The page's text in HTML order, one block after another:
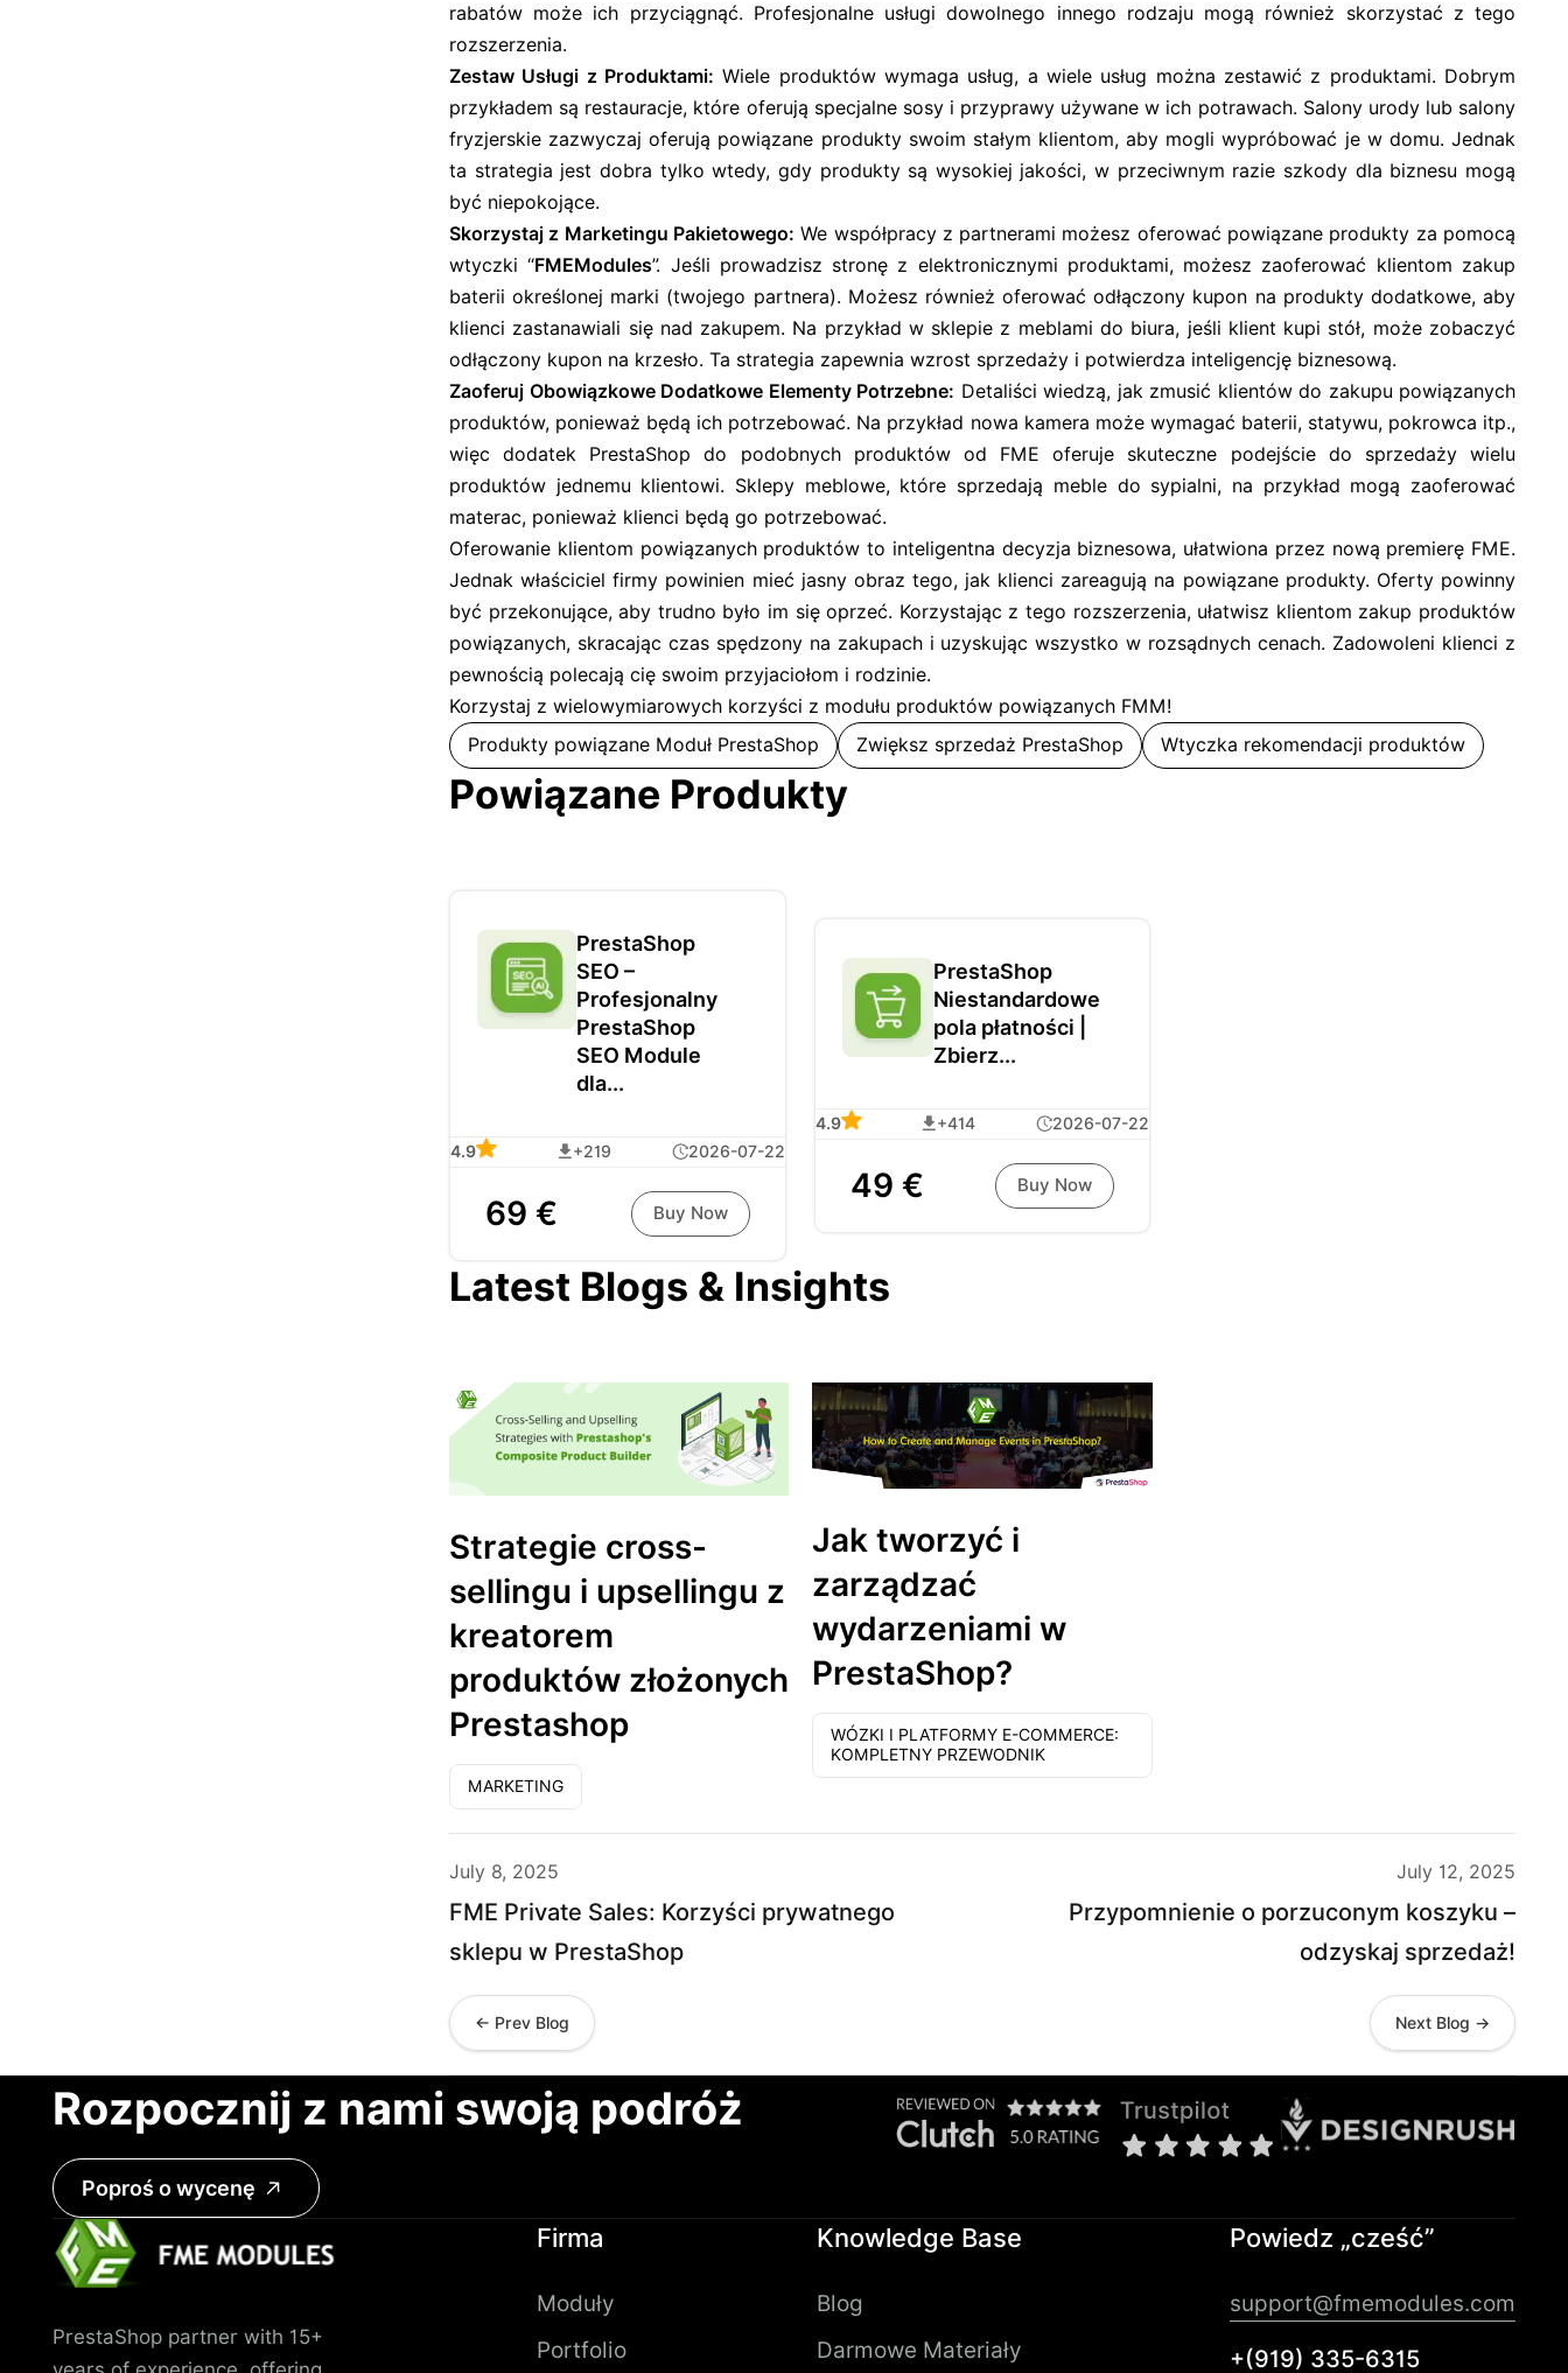
rabatów może ich przyciągnąć. Profesjonalne usługi dowolnego innego rodzaju mogą również skorzystać z tego
rozszerzenia.
Zestaw Usługi z Produktami: Wiele produktów wymaga usług, a wiele usług można zestawić z produktami. Dobrym
przykładem są restauracje, które oferują specjalne sosy i przyprawy używane w ich potrawach. Salony urody lub salony
fryzjerskie zazwyczaj oferują powiązane produkty swoim stałym klientom, aby mogli wypróbować je w domu. Jednak
ta strategia jest dobra tylko wtedy, gdy produkty są wysokiej jakości, w przeciwnym razie szkody dla biznesu mogą
być niepokojące.
Skorzystaj z Marketingu Pakietowego: We współpracy z partnerami możesz oferować powiązane produkty za pomocą
wtyczki “FMEModules”. Jeśli prowadzisz stronę z elektronicznymi produktami, możesz zaoferować klientom zakup
baterii określonej marki (twojego partnera). Możesz również oferować odłączony kupon na produkty dodatkowe, aby
klienci zastanawiali się nad zakupem. Na przykład w sklepie z meblami do biura, jeśli klient kupi stół, może zobaczyć
odłączony kupon na krzesło. Ta strategia zapewnia wzrost sprzedaży i potwierdza inteligencję biznesową.
Zaoferuj Obowiązkowe Dodatkowe Elementy Potrzebne: Detaliści wiedzą, jak zmusić klientów do zakupu powiązanych
produktów, ponieważ będą ich potrzebować. Na przykład nowa kamera może wymagać baterii, statywu, pokrowca itp.,
więc dodatek PrestaShop do podobnych produktów od FME oferuje skuteczne podejście do sprzedaży wielu
produktów jednemu klientowi. Sklepy meblowe, które sprzedają meble do sypialni, na przykład mogą zaoferować
materac, ponieważ klienci będą go potrzebować.
Oferowanie klientom powiązanych produktów to inteligentna decyzja biznesowa, ułatwiona przez nową premierę FME.
Jednak właściciel firmy powinien mieć jasny obraz tego, jak klienci zareagują na powiązane produkty. Oferty powinny
być przekonujące, aby trudno było im się oprzeć. Korzystając z tego rozszerzenia, ułatwisz klientom zakup produktów
powiązanych, skracając czas spędzony na zakupach i uzyskując wszystko w rozsądnych cenach. Zadowoleni klienci z
pewnością polecają cię swoim przyjaciołom i rodzinie.
Korzystaj z wielowymiarowych korzyści z modułu produktów powiązanych FMM!
Produkty powiązane Moduł PrestaShop
Zwiększ sprzedaż PrestaShop Wtyczka rekomendacji produktów
Powiązane Produkty
PrestaShop
SEO –
Profesjonalny
PrestaShop
SEO Module
dla...
4.9 +219 2026-07-22
69 € Buy Now
PrestaShop
Niestandardowe
pola płatności |
Zbierz...
4.9 +414 2026-07-22
49 € Buy Now
Latest Blogs & Insights
Strategie cross-
sellingu i upsellingu z
kreatorem
produktów złożonych
Prestashop
MARKETING
Jak tworzyć i
zarządzać
wydarzeniami w
PrestaShop?
WÓZKI I PLATFORMY E-COMMERCE:
KOMPLETNY PRZEWODNIK
July 8, 2025
FME Private Sales: Korzyści prywatnego
sklepu w PrestaShop
← Prev Blog
July 12, 2025
Przypomnienie o porzuconym koszyku –
odzyskaj sprzedaż!
Next Blog →
Rozpocznij z nami swoją podróż
Poproś o wycenę
PrestaShop partner with 15+
Firma
Moduły
Portfolio
Knowledge Base
Blog
Darmowe Materiały
Powiedz „cześć”
support@fmemodules.com
+(919) 335-6315